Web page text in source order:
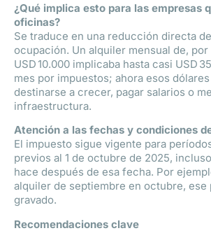
¿Qué implica esto para las empresas
oficinas?
Se traduce en una reducción directa
ocupación. Un alquiler mensual de, por
USD 10.000 implicaba hasta casi USD
mes por impuestos; ahora esos
destinarse a crecer, pagar salarios o
infraestructura.
Atención a las fechas y condiciones
El impuesto sigue vigente para
previos al 1 de octubre de 2025,
hace después de esa fecha. Por
alquiler de septiembre en octubre, ese
gravado.
Recomendaciones clave